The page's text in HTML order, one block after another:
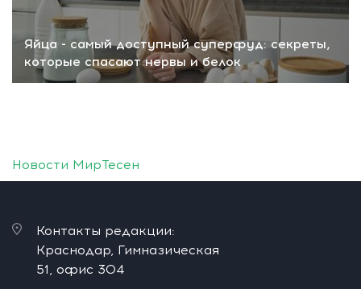
Яйца - самый доступный суперфуд: секреты,
которые спасают нервы и белок
Новости МирТесен
Контакты редакции:
Краснодар, Гимназическая
51, офис 304